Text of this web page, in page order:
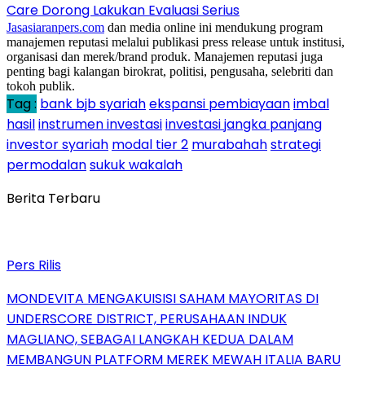
Care Dorong Lakukan Evaluasi Serius
Jasasiaranpers.com dan media online ini mendukung program
manajemen reputasi melalui publikasi press release untuk institusi,
organisasi dan merek/brand produk. Manajemen reputasi juga
penting bagi kalangan birokrat, politisi, pengusaha, selebriti dan
tokoh publik.
Tag : bank bjb syariahekspansi pembiayaanimbal
hasilinstrumen investasiinvestasi jangka panjang
investor syariah modal tier 2 murabahahstrategi
permodalansukuk wakalah
Berita Terbaru
Pers Rilis
MONDEVITA MENGAKUISISI SAHAM MAYORITAS DI
UNDERSCORE DISTRICT, PERUSAHAAN INDUK
MAGLIANO, SEBAGAI LANGKAH KEDUA DALAM
MEMBANGUN PLATFORM MEREK MEWAH ITALIA BARU